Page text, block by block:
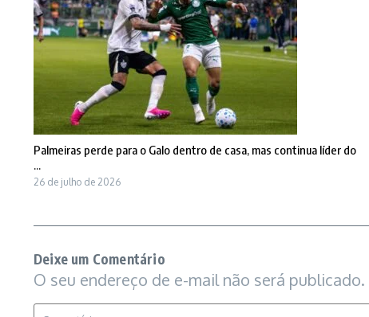
Palmeiras perde para o Galo dentro de casa, mas continua líder do
26 de julho de 2026
Deixe um Comentário
O seu endereço de e-mail não será publicado.